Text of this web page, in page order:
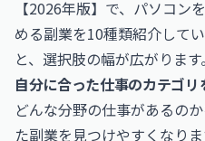
【2026年版】 で、パソコン
める副業を10種類紹介して
と、選択肢の幅が広がります。
自分に合った仕事のカテゴリ
どんな分野の仕事があるの
た副業を見つけやすくなり